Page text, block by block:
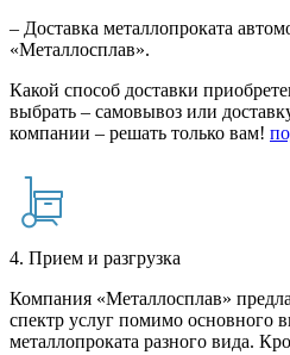
– Доставка металлопроката
«Металлосплав».
Какой способ доставки
выбрать – самовывоз или
компании – решать только вам!
4. Прием и разгрузка
Компания «Металлосплав»
спектр услуг помимо основного
металлопроката разного вида.